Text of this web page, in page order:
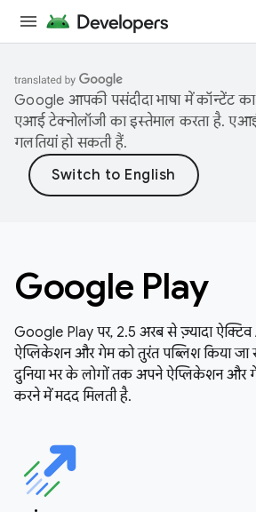
Google आपकी पसंदीदा भाषा में कॉन्टेंट
एआई टेक्नोलॉजी का इस्तेमाल करता है.
गलतियां हो सकती हैं.
Google Play
Google Play पर, 2.5 अरब से ज़्यादा ऐक्टिव
ऐप्लिकेशन और गेम को तुरंत पब्लिश किया
दुनिया भर के लोगों तक अपने ऐप्लिकेशन और
करने में मदद मिलती है.